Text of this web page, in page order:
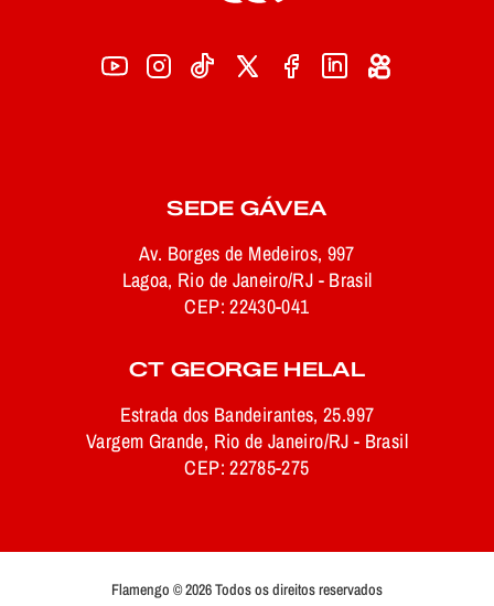
SEDE GÁVEA
Av. Borges de Medeiros, 997
Lagoa, Rio de Janeiro/RJ - Brasil
CEP: 22430-041
CT GEORGE HELAL
Estrada dos Bandeirantes, 25.997
Vargem Grande, Rio de Janeiro/RJ - Brasil
CEP: 22785-275
Flamengo © 2026 Todos os direitos reservados